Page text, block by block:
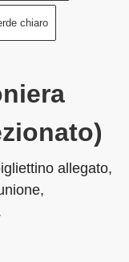
chiaro
allegato,